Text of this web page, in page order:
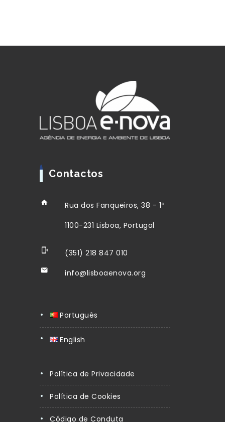
Contactos
Rua dos Fanqueiros, 38 - 1º
1100-231 Lisboa, Portugal
(351) 218 847 010
info@lisboaenova.org
Português
English
Política de Privacidade
Política de Cookies
Código de Conduta